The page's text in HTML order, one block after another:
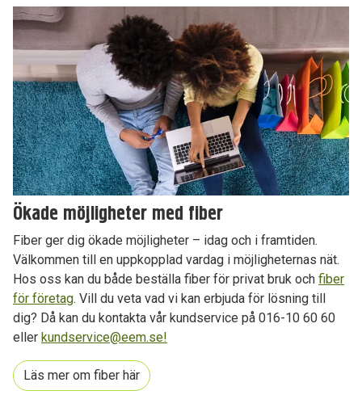
Ökade möjligheter med fiber
Fiber ger dig ökade möjligheter – idag och i framtiden.
Välkommen till en uppkopplad vardag i möjligheternas nät.
Hos oss kan du både beställa fiber för privat bruk och fiber
för företag. Vill du veta vad vi kan erbjuda för lösning till
dig? Då kan du kontakta vår kundservice på 016-10 60 60
eller kundservice@eem.se!
Läs mer om fiber här